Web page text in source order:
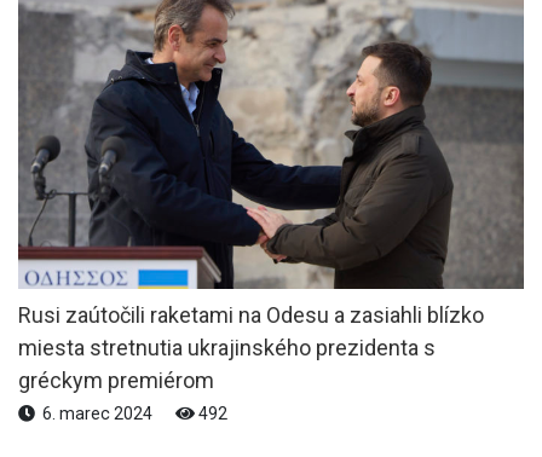
Rusi zaútočili raketami na Odesu a zasiahli blízko
miesta stretnutia ukrajinského prezidenta s
gréckym premiérom
6. marec 2024 492